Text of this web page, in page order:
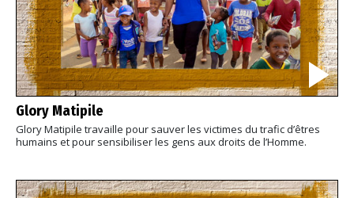
Glory Matipile
Glory Matipile travaille pour sauver les victimes du trafic d’êtres
humains et pour sensibiliser les gens aux droits de l’Homme.